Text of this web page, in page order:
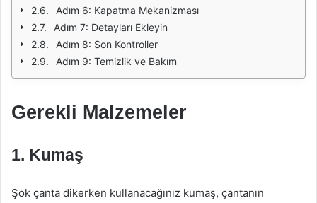
Adım 6: Kapatma Mekanizması
Adım 7: Detayları Ekleyin
Adım 8: Son Kontroller
Adım 9: Temizlik ve Bakım
Gerekli Malzemeler
1. Kumaş
Şok çanta dikerken kullanacağınız kumaş, çantanın